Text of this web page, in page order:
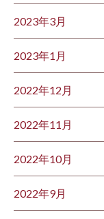
2023年3月
2023年1月
2022年12月
2022年11月
2022年10月
2022年9月